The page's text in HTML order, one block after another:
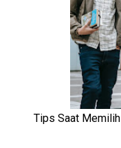
Tips Saat